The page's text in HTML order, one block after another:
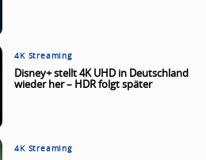
4K Streaming
Disney+ stellt 4K UHD in Deutschland
wieder her – HDR folgt später
4K Streaming